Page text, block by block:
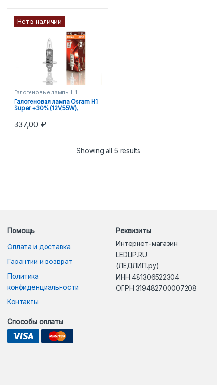
Нет в наличии
Галогеновые лампы H1
Галогеновая лампа Osram H1
Super +30% (12V,55W),
337,00₽
Showing all 5 results
Помощь
Оплата и доставка
Гарантии и возврат
Политика
конфиденциальности
Контакты
Реквизиты
Интернет-магазин
LEDLIP.RU
(ЛЕДЛИП.ру)
ИНН 481306522304
ОГРН 319482700007208
Способы оплаты